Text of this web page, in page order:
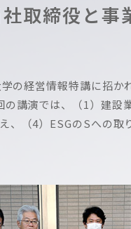
取締役と事
の経営情報特講に招か
講演では、（1）建設
、（4）ESGのSへの取